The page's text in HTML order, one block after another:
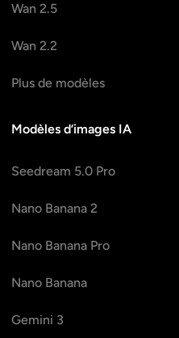
Wan 2.5
Wan 2.2
Plus de modèles
Modèles d’images IA
Seedream 5.0 Pro
Nano Banana 2
Nano Banana Pro
Nano Banana
Gemini 3